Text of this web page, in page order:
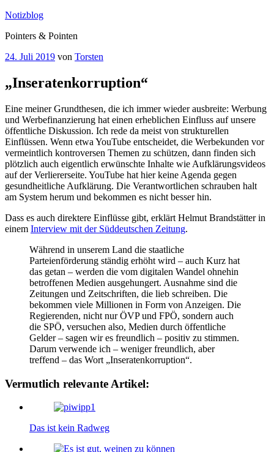
Zum
springen
Notizblog
Pointers & Pointen
Veröffentlicht
24. Juli 2019 von Torsten
„Inseratenkorruption“
Eine meiner Grundthesen, die ich immer wieder ausbreite: Werbung
und Werbefinanzierung hat einen erheblichen Einfluss auf unsere
öffentliche Diskussion. Ich rede da meist von strukturellen
Einflüssen. Wenn etwa YouTube entscheidet, die Werbekunden vor
vermeintlich kontroversen Themen zu schützen, dann finden sich
plötzlich auch eigentlich erwünschte Inhalte wie Aufklärungsvideos
auf der Verliererseite. YouTube hat hier keine Agenda gegen
gesundheitliche Aufklärung. Die Verantwortlichen schrauben halt
am System herum und bekommen es nicht besser hin.
Dass es auch direktere Einflüsse gibt, erklärt Helmut Brandstätter in
einem Interview mit der Süddeutschen Zeitung.
Während in unserem Land die staatliche
Parteienförderung ständig erhöht wird – auch Kurz hat
das getan – werden die vom digitalen Wandel ohnehin
betroffenen Medien ausgehungert. Ausnahme sind die
Zeitungen und Zeitschriften, die lieb schreiben. Die
bekommen viele Millionen in Form von Anzeigen. Die
Regierenden, nicht nur ÖVP und FPÖ, sondern auch
die SPÖ, versuchen also, Medien durch öffentliche
Gelder – sagen wir es freundlich – positiv zu stimmen.
Darum verwende ich – weniger freundlich, aber
treffend – das Wort „Inseratenkorruption“.
Vermutlich relevante Artikel:
Das ist kein Radweg